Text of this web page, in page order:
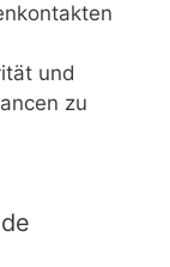
und
zu